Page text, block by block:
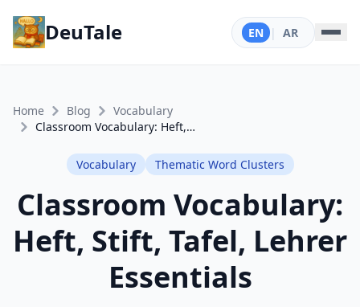
DeuTale EN | AR
Home Blog
Vocabulary
Classroom Vocabulary: Heft, Stift, Tafel, Lehrer Essentials
Vocabulary Thematic Word Clusters
Classroom Vocabulary:
Heft, Stift, Tafel, Lehrer
Essentials